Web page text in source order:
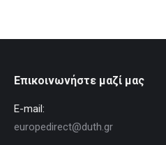
Επικοινωνήστε μαζί μας
E-mail:
europedirect@duth.gr